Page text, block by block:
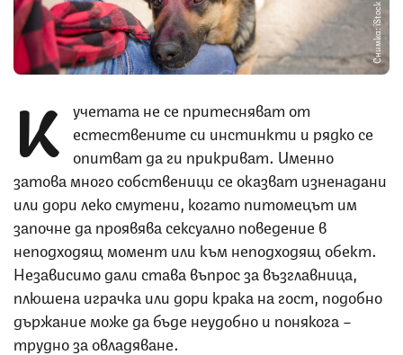
Снимка: iStock
К учетата не се притесняват от
естествените си инстинкти и рядко се
опитват да ги прикриват. Именно
затова много собственици се оказват изненадани
или дори леко смутени, когато питомецът им
започне да проявява сексуално поведение в
неподходящ момент или към неподходящ обект.
Независимо дали става въпрос за възглавница,
плюшена играчка или дори крака на гост, подобно
държание може да бъде неудобно и понякога –
трудно за овладяване.